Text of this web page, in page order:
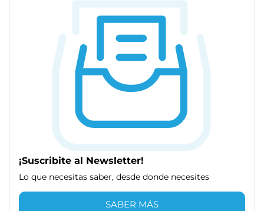
¡Suscribite al Newsletter!
Lo que necesitas saber, desde donde necesites
SABER MÁS